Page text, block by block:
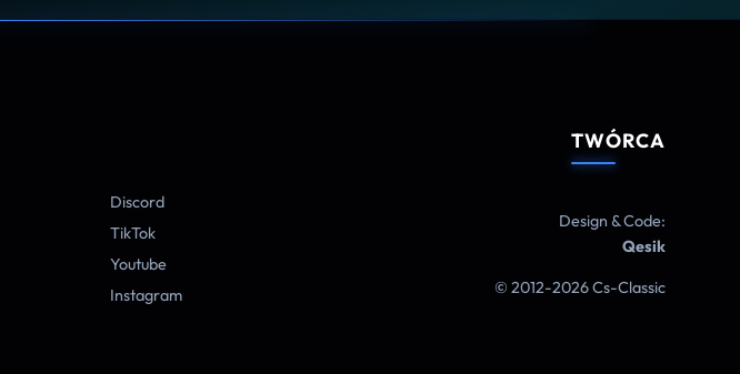
Discord
TikTok
Youtube
Instagram
TWÓRCA
Design & Code:
Qesik
© 2012-2026 Cs-Classic